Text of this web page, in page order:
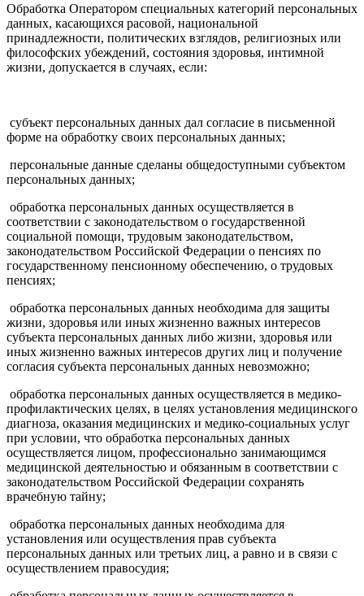
Обработка Оператором специальных категорий персональных
данных, касающихся расовой, национальной
принадлежности, политических взглядов, религиозных или
философских убеждений, состояния здоровья, интимной
жизни, допускается в случаях, если:
субъект персональных данных дал согласие в письменной
форме на обработку своих персональных данных;
персональные данные сделаны общедоступными субъектом
персональных данных;
обработка персональных данных осуществляется в
соответствии с законодательством о государственной
социальной помощи, трудовым законодательством,
законодательством Российской Федерации о пенсиях по
государственному пенсионному обеспечению, о трудовых
пенсиях;
обработка персональных данных необходима для защиты
жизни, здоровья или иных жизненно важных интересов
субъекта персональных данных либо жизни, здоровья или
иных жизненно важных интересов других лиц и получение
согласия субъекта персональных данных невозможно;
обработка персональных данных осуществляется в медико-
профилактических целях, в целях установления медицинского
диагноза, оказания медицинских и медико-социальных услуг
при условии, что обработка персональных данных
осуществляется лицом, профессионально занимающимся
медицинской деятельностью и обязанным в соответствии с
законодательством Российской Федерации сохранять
врачебную тайну;
обработка персональных данных необходима для
установления или осуществления прав субъекта
персональных данных или третьих лиц, а равно и в связи с
осуществлением правосудия;